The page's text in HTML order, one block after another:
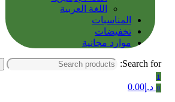
اللغة العربية
المناسبات
تخفيضات
موارد مجانية
Search for:
1
0 د.إ 0.00